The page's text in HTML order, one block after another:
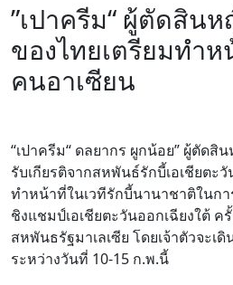
”เปาครีม“ ผู้ตัดสิน
ของไทยเตรียมทำ
คนอาเซียน
“เปาครีม“ ดลยากร ผูกน้อย” ผู้ตัดสิ
รับเกียรติจากสหพันธ์รักบี้เอเชียตะ
ทำหน้าที่ในเวทีรักบี้นานาชาติในก
ชิงแชมป์เอเชียตะวันออกเฉียงใต้ ค
สหพันธรัฐมาเลเซีย โดยเจ้าตัวจะเ
ระหว่างวันที่ 10-15 ก.พ.นี้